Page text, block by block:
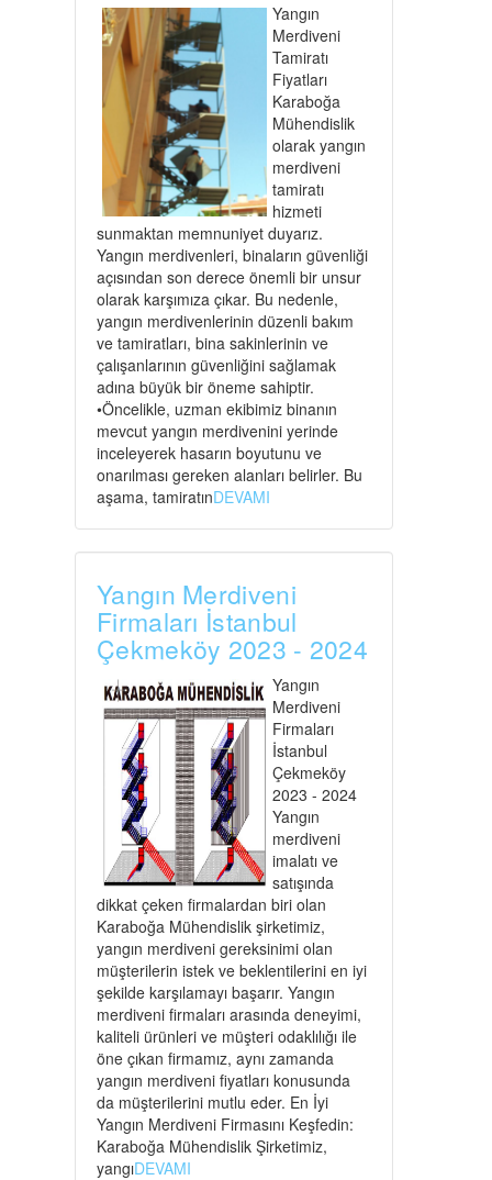
Yangın
Merdiveni
Tamiratı
Fiyatları
Karaboğa
Mühendislik
olarak yangın
merdiveni
tamiratı
hizmeti
sunmaktan memnuniyet duyarız.
Yangın merdivenleri, binaların güvenliği
açısından son derece önemli bir unsur
olarak karşımıza çıkar. Bu nedenle,
yangın merdivenlerinin düzenli bakım
ve tamiratları, bina sakinlerinin ve
çalışanlarının güvenliğini sağlamak
adına büyük bir öneme sahiptir.
•Öncelikle, uzman ekibimiz binanın
mevcut yangın merdivenini yerinde
inceleyerek hasarın boyutunu ve
onarılması gereken alanları belirler. Bu
aşama, tamiratınDEVAMI
Yangın Merdiveni
Firmaları İstanbul
Çekmeköy 2023 - 2024
Yangın
Merdiveni
Firmaları
İstanbul
Çekmeköy
2023 - 2024
Yangın
merdiveni
imalatı ve
satışında
dikkat çeken firmalardan biri olan
Karaboğa Mühendislik şirketimiz,
yangın merdiveni gereksinimi olan
müşterilerin istek ve beklentilerini en iyi
şekilde karşılamayı başarır. Yangın
merdiveni firmaları arasında deneyimi,
kaliteli ürünleri ve müşteri odaklılığı ile
öne çıkan firmamız, aynı zamanda
yangın merdiveni fiyatları konusunda
da müşterilerini mutlu eder. En İyi
Yangın Merdiveni Firmasını Keşfedin:
Karaboğa Mühendislik Şirketimiz,
yangıDEVAMI